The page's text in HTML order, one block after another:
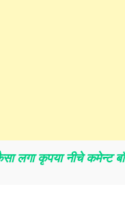
लगा कृपया नीचे